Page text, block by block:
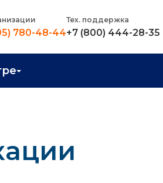
780-48-44
Тех. поддержка
+7 (800) 444-28-35